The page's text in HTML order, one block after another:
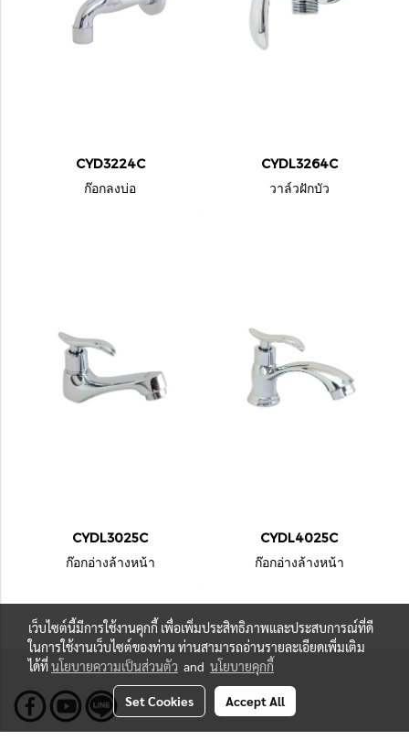
CYD3224C
ก๊อกลงบ่อ
CYDL3264C
วาล์วฝักบัว
CYDL3025C
ก๊อกอ่างล้างหน้า
CYDL4025C
ก๊อกอ่างล้างหน้า
เว็บไซต์นี้มีการใช้งานคุกกี้ เพื่อเพิ่มประสิทธิภาพและประสบการณ์ที่ดี
ในการใช้งานเว็บไซต์ของท่าน ท่านสามารถอ่านรายละเอียดเพิ่มเติม
ได้ที่นโยบายความเป็นส่วนตัว and นโยบายคุกกี้
Set Cookies Accept All